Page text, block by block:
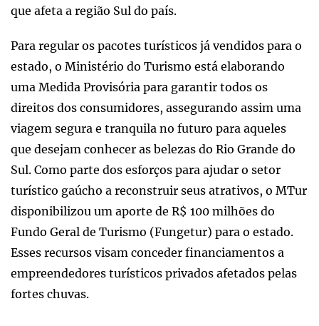
que afeta a região Sul do país.
Para regular os pacotes turísticos já vendidos para o
estado, o Ministério do Turismo está elaborando
uma Medida Provisória para garantir todos os
direitos dos consumidores, assegurando assim uma
viagem segura e tranquila no futuro para aqueles
que desejam conhecer as belezas do Rio Grande do
Sul. Como parte dos esforços para ajudar o setor
turístico gaúcho a reconstruir seus atrativos, o MTur
disponibilizou um aporte de R$ 100 milhões do
Fundo Geral de Turismo (Fungetur) para o estado.
Esses recursos visam conceder financiamentos a
empreendedores turísticos privados afetados pelas
fortes chuvas.